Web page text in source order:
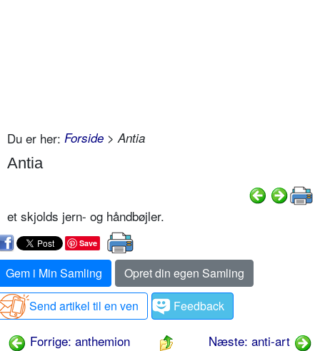
Du er her: Forside > Antia
Antia
et skjolds jern- og håndbøjler.
Save
Gem i Min Samling
Opret din egen Samling
Send artikel til en ven
Feedback
Forrige: anthemion
Næste: anti-art